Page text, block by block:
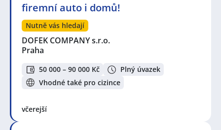
firemní auto i domů!
Nutně vás hledají
DOFEK COMPANY s.r.o.
Praha
50 000 – 90 000 Kč
Plný úvazek
Vhodné také pro cizince
včerejší